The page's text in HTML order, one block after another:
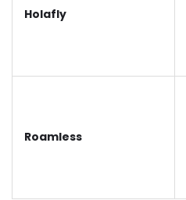
Holafly
Roamless